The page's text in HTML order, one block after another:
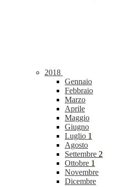
2018
Gennaio
Febbraio
Marzo
Aprile
Maggio
Giugno
Luglio 1
Agosto
Settembre 2
Ottobre 1
Novembre
Dicembre